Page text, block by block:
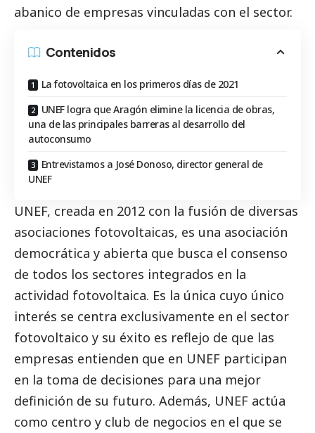
abanico de empresas vinculadas con el sector.
Contenidos
La fotovoltaica en los primeros días de 2021
UNEF logra que Aragón elimine la licencia de obras,
una de las principales barreras al desarrollo del
autoconsumo
Entrevistamos a José Donoso, director general de
UNEF
UNEF, creada en 2012 con la fusión de diversas
asociaciones fotovoltaicas, es una asociación
democrática y abierta que busca el consenso
de todos los sectores integrados en la
actividad fotovoltaica. Es la única cuyo único
interés se centra exclusivamente en el sector
fotovoltaico y su éxito es reflejo de que las
empresas entienden que en UNEF participan
en la toma de decisiones para una mejor
definición de su futuro. Además, UNEF actúa
como centro y club de negocios en el que se